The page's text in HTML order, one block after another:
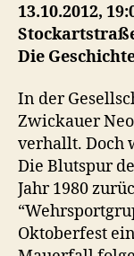
13.10.2012,
Die
In der
Zwickauer
verhallt. Doch
Die Blutspur
Jahr 1980
Oktoberfest